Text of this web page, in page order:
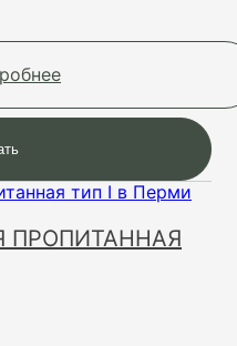
ПРОПИТАННАЯ